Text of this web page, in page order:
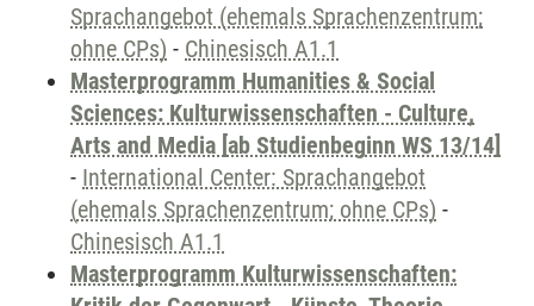
Sprachangebot (ehemals Sprachenzentrum;
ohne CPs) - Chinesisch A1.1
Masterprogramm Humanities & Social
Sciences: Kulturwissenschaften - Culture,
Arts and Media [ab Studienbeginn WS 13/14]
- International Center: Sprachangebot
(ehemals Sprachenzentrum; ohne CPs) -
Chinesisch A1.1
Masterprogramm Kulturwissenschaften: